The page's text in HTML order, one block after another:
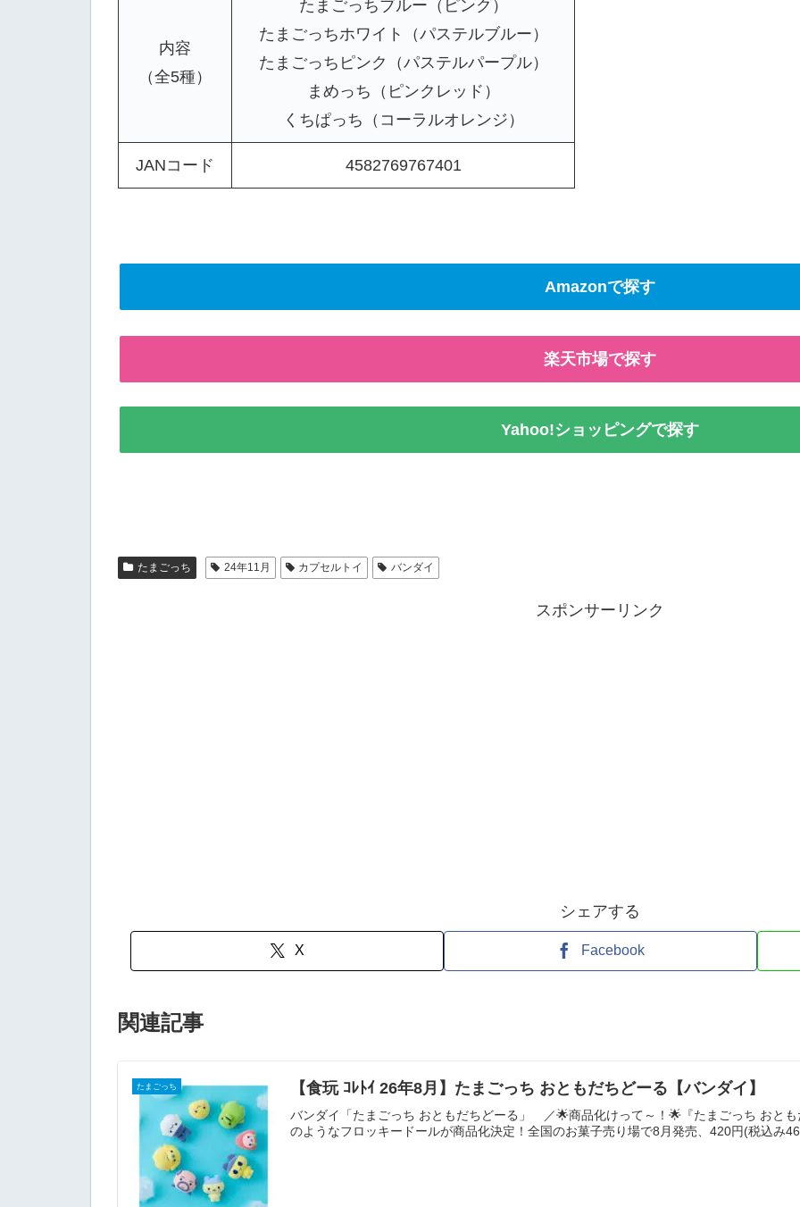
内容
（全5種）
たまごっちブルー（ピンク）
たまごっちホワイト（パステルブルー）
たまごっちピンク（パステルパープル）
まめっち（ピンクレッド）
くちぱっち（コーラルオレンジ）
JANコード 4582769767401
Amazonで探す
楽天市場で探す
Yahoo!ショッピングで探す
たまごっち 24年11月 カプセルトイ バンダイ
スポンサーリンク
シェアする
X Facebook
関連記事
たまごっち 【食玩 ｺﾚﾄｲ 26年8月】たまごっち おともだちどーる【バンダイ】
バンダイ「たまごっち おともだちどーる」 ／🌟商品化けって～！🌟『たまごっち おと
のようなフロッキードールが商品化決定！全国のお菓子売り場で8月発売、420円(税込み